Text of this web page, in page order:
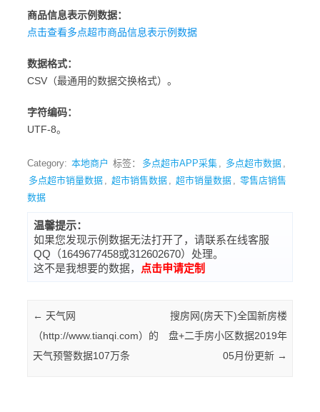
商品信息表示例数据：
点击查看多点超市商品信息表示例数据
数据格式：
CSV（最通用的数据交换格式）。
字符编码：
UTF-8。
Category: 本地商户 标签： 多点超市APP采集 , 多点超市数据 ,
多点超市销量数据 , 超市销售数据 , 超市销量数据 , 零售店销售
数据
温馨提示：
如果您发现示例数据无法打开了，请联系在线客服
QQ（1649677458或312602670）处理。
这不是我想要的数据，
点击申请定制
Post navigation
← 天气网
（http://www.tianqi.com）的
天气预警数据107万条
搜房网(房天下)全国新房楼
盘+二手房小区数据2019年
05月份更新 →